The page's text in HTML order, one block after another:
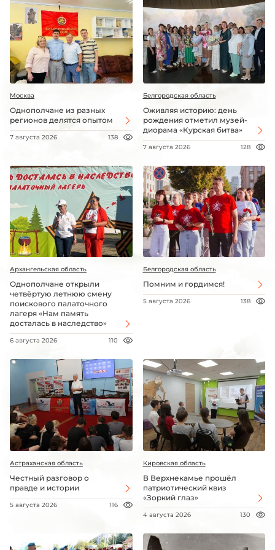
Москва
Однополчане из разных
регионов делятся опытом
7 августа 2026 138
Белгородская область
Оживляя историю: день
рождения отметил музей-
диорама «Курская битва»
7 августа 2026 128
Архангельская область
Однополчане открыли
четвёртую летнюю смену
поискового палаточного
лагеря «Нам память
досталась в наследство»
6 августа 2026 110
Белгородская область
Помним и гордимся!
5 августа 2026 138
Астраханская область
Честный разговор о
правде и истории
5 августа 2026 116
Кировская область
В Верхнекамье прошёл
патриотический квиз
«Зоркий глаз»
4 августа 2026 130